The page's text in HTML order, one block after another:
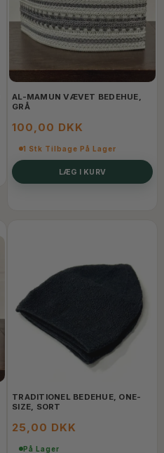
AL-MAMUN VÆVET BEDEHUE,
GRÅ
100,00 DKK
1 Stk Tilbage På Lager
LÆG I KURV
TRADITIONEL BEDEHUE, ONE-
SIZE, SORT
25,00 DKK
På Lager